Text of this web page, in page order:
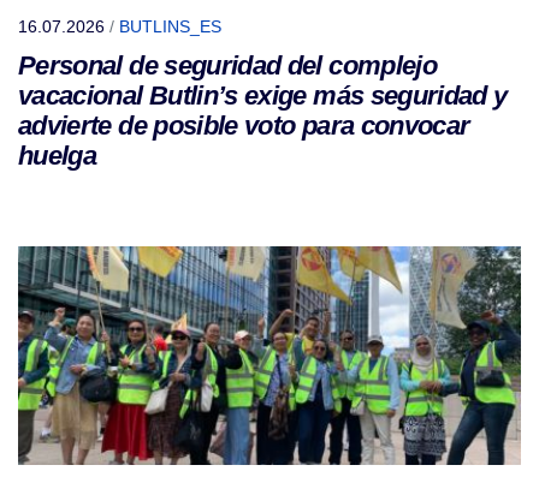
16.07.2026 / BUTLINS_ES
Personal de seguridad del complejo
vacacional Butlin’s exige más seguridad y
advierte de posible voto para convocar
huelga